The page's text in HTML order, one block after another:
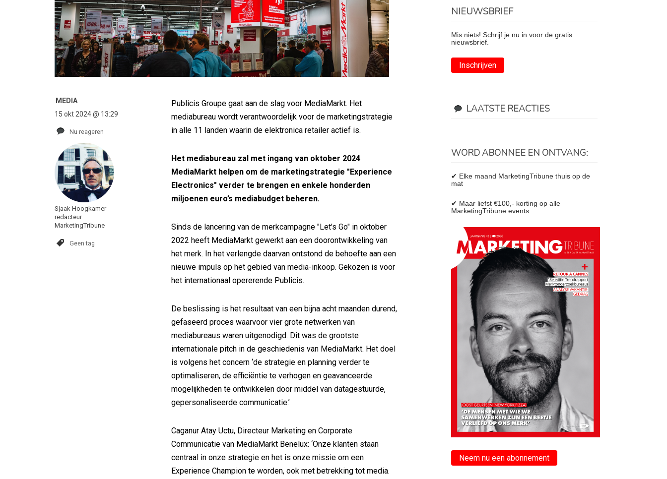
MEDIA
15 okt 2024 @ 13:29
Nu reageren
Sjaak Hoogkamer
redacteur
MarketingTribune
Geen tag
Publicis Groupe gaat aan de slag voor MediaMarkt. Het
mediabureau wordt verantwoordelijk voor de marketingstrategie
in alle 11 landen waarin de elektronica retailer actief is.
Het mediabureau zal met ingang van oktober 2024
MediaMarkt helpen om de marketingstrategie "Experience
Electronics" verder te brengen en enkele honderden
miljoenen euro’s mediabudget beheren.
Sinds de lancering van de merkcampagne "Let's Go" in oktober
2022 heeft MediaMarkt gewerkt aan een doorontwikkeling van
het merk. In het verlengde daarvan ontstond de behoefte aan een
nieuwe impuls op het gebied van media-inkoop. Gekozen is voor
het internationaal opererende Publicis.
De beslissing is het resultaat van een bijna acht maanden durend,
gefaseerd proces waarvoor vier grote netwerken van
mediabureaus waren uitgenodigd. Dit was de grootste
internationale pitch in de geschiedenis van MediaMarkt. Het doel
is volgens het concern ‘de strategie en planning verder te
optimaliseren, de efficiëntie te verhogen en geavanceerde
mogelijkheden te ontwikkelen door middel van datagestuurde,
gepersonaliseerde communicatie.’
Caganur Atay Uctu, Directeur Marketing en Corporate
Communicatie van MediaMarkt Benelux: ‘Onze klanten staan
centraal in onze strategie en het is onze missie om een
Experience Champion te worden, ook met betrekking tot media.
NIEUWSBRIEF
Mis niets! Schrijf je nu in voor de gratis
nieuwsbrief.
Inschrijven
LAATSTE REACTIES
WORD ABONNEE EN ONTVANG:
✔ Elke maand MarketingTribune thuis op de
mat
✔ Maar liefst €100,- korting op alle
MarketingTribune events
Neem nu een abonnement